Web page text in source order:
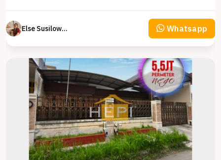
Else Susilowaty Whatsapp